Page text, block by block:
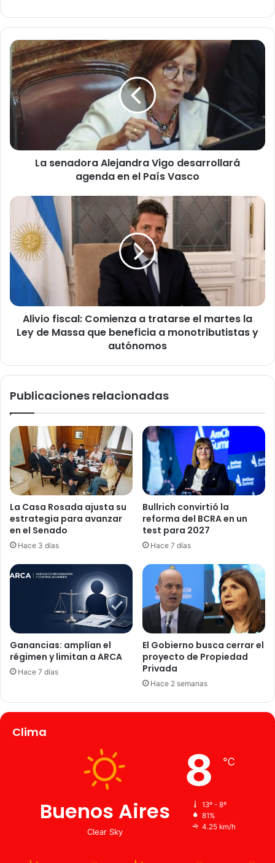
La
senadora
Alejandra
Vigo
desarrollará
agenda
País
La senadora Alejandra Vigo desarrollará
agenda en el País Vasco
Alivio
Comienza
a
tratarse
martes
Ley
Massa
a
y
Alivio fiscal: Comienza a tratarse el martes la
Ley de Massa que beneficia a monotributistas y
autónomos
Publicaciones relacionadas
La Casa Rosada ajusta su
estrategia para avanzar
en el Senado
Hace 3 días
Bullrich convirtió la
reforma del BCRA en un
test para 2027
Hace 7 días
Ganancias: amplían el
régimen y limitan a ARCA
Hace 7 días
El Gobierno busca cerrar el
proyecto de Propiedad
Privada
Hace 2 semanas
Clima
Buenos Aires
Clear Sky
8 ℃
13º - 8º
81%
4.25 km/h